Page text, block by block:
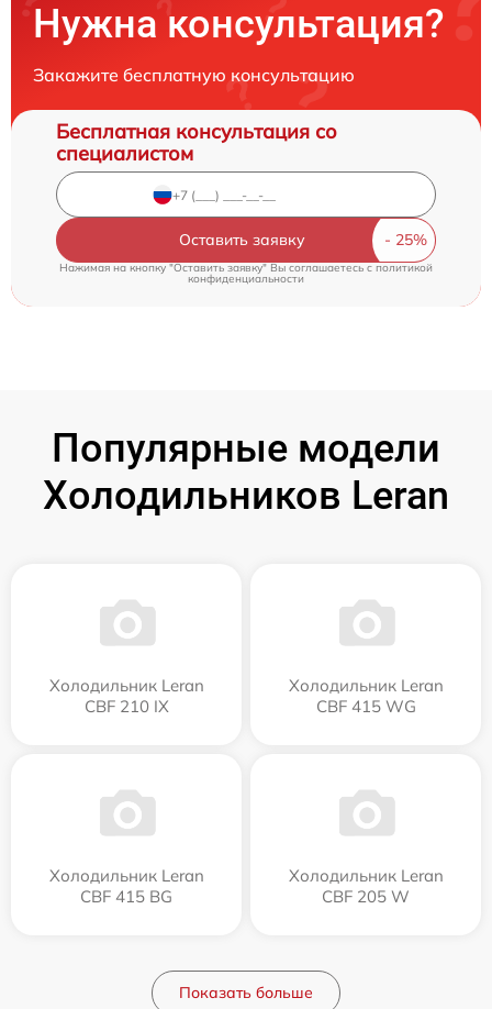
Нужна консультация?
Закажите бесплатную консультацию
Бесплатная консультация со
специалистом
Оставить заявку
Нажимая на кнопку "Оставить заявку" Вы соглашаетесь cполитикой
конфиденциальности
Популярные модели
Холодильников Leran
Холодильник Leran
CBF 210 IX
Холодильник Leran
CBF 415 WG
Холодильник Leran
CBF 415 BG
Холодильник Leran
CBF 205 W
Показать больше